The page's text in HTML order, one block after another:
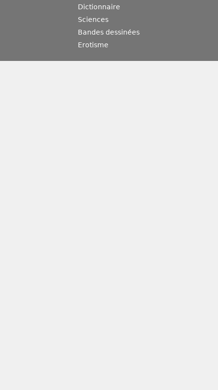
Dictionnaire
Sciences
Bandes dessinées
Erotisme